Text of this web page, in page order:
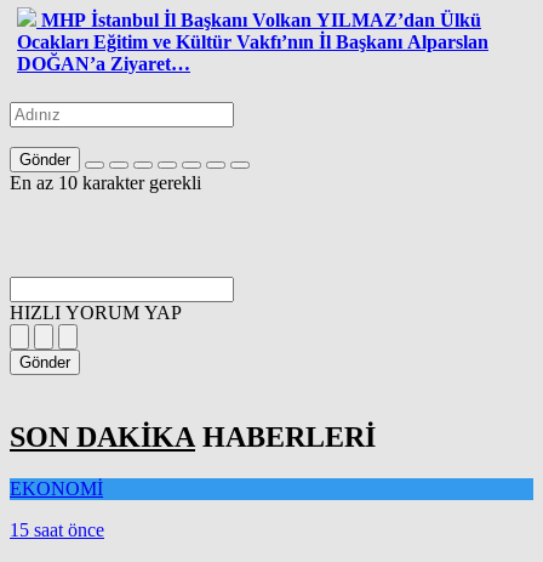
MHP İstanbul İl Başkanı Volkan YILMAZ’dan Ülkü
Ocakları Eğitim ve Kültür Vakfı’nın İl Başkanı Alparslan
DOĞAN’a Ziyaret…
Gönder
En az 10 karakter gerekli
HIZLI YORUM YAP
Gönder
SON DAKİKA HABERLERİ
EKONOMİ
15 saat önce